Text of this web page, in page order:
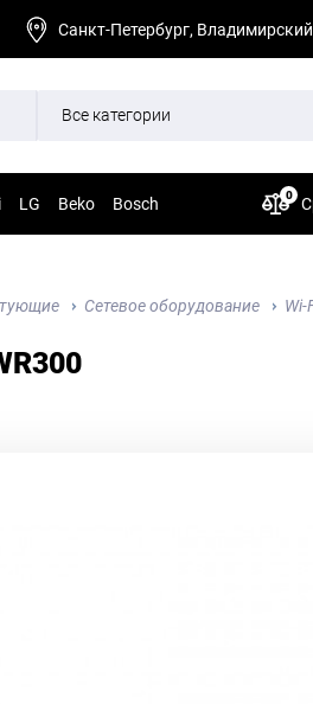
Санкт-Петербург,
Все категории
LG Beko Bosch 0
Сетевое оборудование Wi-